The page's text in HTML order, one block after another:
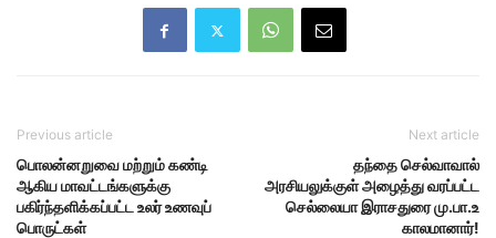
Previous article
பொலன்னறுவை மற்றும் கண்டி
ஆகிய மாவட்டங்களுக்கு
பகிர்ந்தளிக்கப்பட்ட உலர் உணவுப்
பொருட்கள்
Next article
தந்தை செல்வாவால்
அரசியலுக்குள் அழைத்து வரப்பட்ட
செல்லையா இராசதுரை மு.பா.உ
காலமானார்!